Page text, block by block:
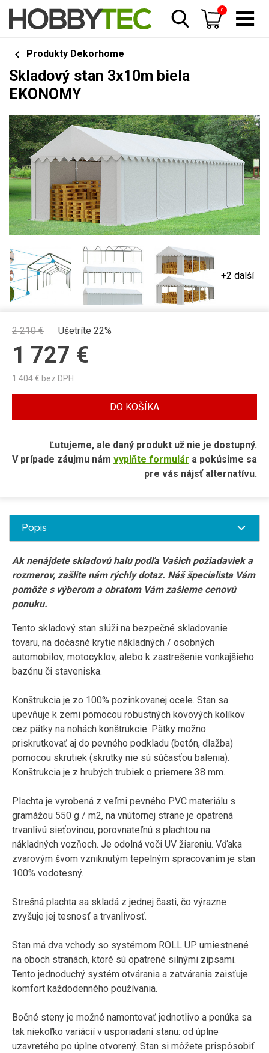
0
Produkty Dekorhome
Skladový stan 3x10m biela
EKONOMY
+2 další
2 210€ Ušetríte 22%
1 727 €
1 404€ bez DPH
DO KOŠÍKA
Ľutujeme, ale daný produkt už nie je dostupný.
V prípade záujmu nám vyplňte formulár a pokúsime sa
pre vás nájsť alternatívu.
Popis
Ak nenájdete skladovú halu podľa Vašich požiadaviek a
rozmerov, zašlite nám rýchly dotaz. Náš špecialista Vám
pomôže s výberom a obratom Vám zašleme cenovú
ponuku.
Tento skladový stan slúži na bezpečné skladovanie
tovaru, na dočasné krytie nákladných / osobných
automobilov, motocyklov, alebo k zastrešenie vonkajšieho
bazénu či staveniska.
Konštrukcia je zo 100% pozinkovanej ocele. Stan sa
upevňuje k zemi pomocou robustných kovových kolíkov
cez pätky na nohách konštrukcie. Pätky možno
priskrutkovať aj do pevného podkladu (betón, dlažba)
pomocou skrutiek (skrutky nie sú súčasťou balenia).
Konštrukcia je z hrubých trubiek o priemere 38 mm.
Plachta je vyrobená z veľmi pevného PVC materiálu s
gramážou 550 g / m2, na vnútornej strane je opatrená
trvanlivú sieťovinou, porovnateľnú s plachtou na
nákladných vozňoch. Je odolná voči UV žiareniu. Vďaka
zvarovým švom vzniknutým tepelným spracovaním je stan
100% vodotesný.
Strešná plachta sa skladá z jednej časti, čo výrazne
zvyšuje jej tesnosť a trvanlivosť.
Stan má dva vchody so systémom ROLL UP umiestnené
na oboch stranách, ktoré sú opatrené silnými zipsami.
Tento jednoduchý systém otvárania a zatvárania zaisťuje
komfort každodenného používania.
Bočné steny je možné namontovať jednotlivo a ponúka sa
tak niekoľko variácií v usporiadaní stanu: od úplne
uzavretého po úplne otvorený. Stan si môžete prispôsobiť